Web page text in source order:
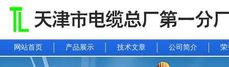
网站首页 产品展示 技术文章 公司简介 荣